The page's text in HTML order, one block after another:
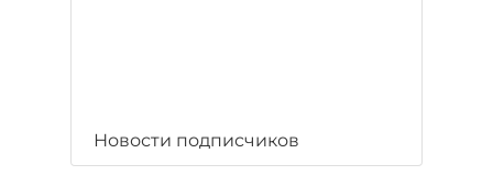
Новости подписчиков